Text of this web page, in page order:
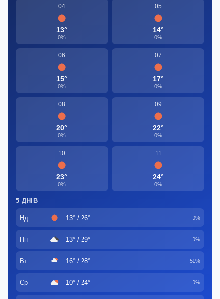
04
13°
0%
05
14°
0%
06
15°
0%
07
17°
0%
08
20°
0%
09
22°
0%
10
23°
0%
11
24°
0%
5 ДНІВ
Нд 13° / 26° 0%
Пн 13° / 29° 0%
Вт 16° / 28° 51%
Ср 10° / 24° 0%